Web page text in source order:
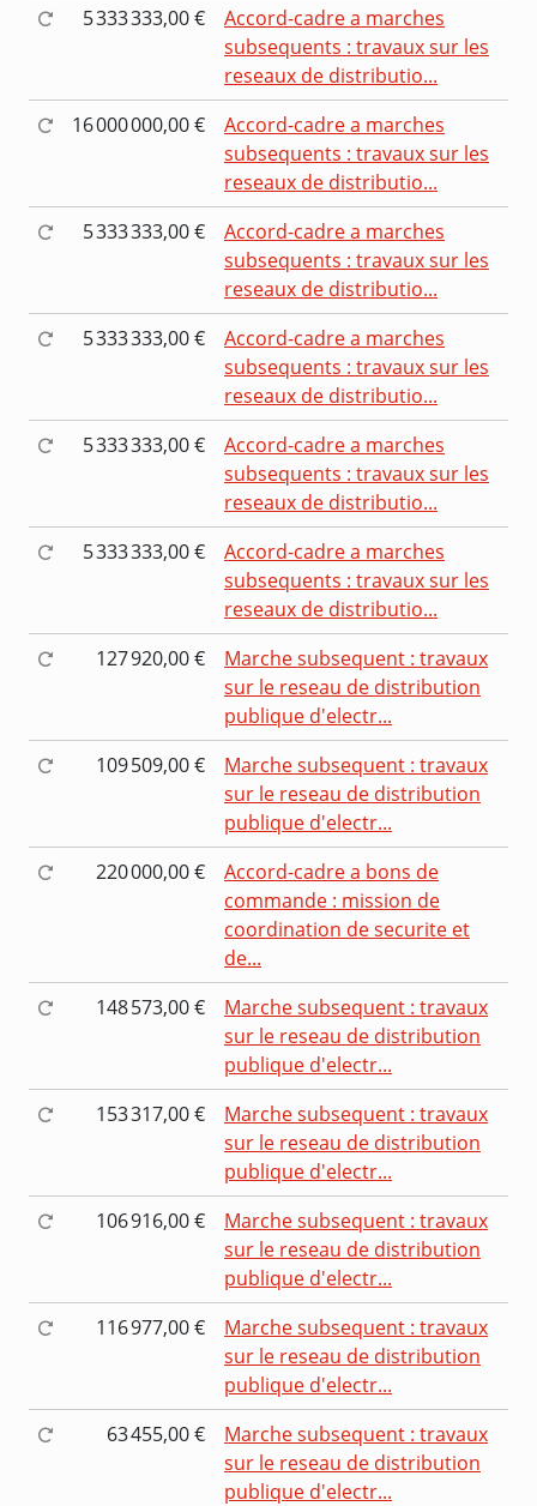
5 333 333,00 €
Accord-cadre a marches
subsequents : travaux sur les
reseaux de distributio...
16 000 000,00 €
Accord-cadre a marches
subsequents : travaux sur les
reseaux de distributio...
5 333 333,00 €
Accord-cadre a marches
subsequents : travaux sur les
reseaux de distributio...
5 333 333,00 €
Accord-cadre a marches
subsequents : travaux sur les
reseaux de distributio...
5 333 333,00 €
Accord-cadre a marches
subsequents : travaux sur les
reseaux de distributio...
5 333 333,00 €
Accord-cadre a marches
subsequents : travaux sur les
reseaux de distributio...
127 920,00 €
Marche subsequent : travaux
sur le reseau de distribution
publique d'electr...
109 509,00 €
Marche subsequent : travaux
sur le reseau de distribution
publique d'electr...
220 000,00 €
Accord-cadre a bons de
commande : mission de
coordination de securite et
de...
148 573,00 €
Marche subsequent : travaux
sur le reseau de distribution
publique d'electr...
153 317,00 €
Marche subsequent : travaux
sur le reseau de distribution
publique d'electr...
106 916,00 €
Marche subsequent : travaux
sur le reseau de distribution
publique d'electr...
116 977,00 €
Marche subsequent : travaux
sur le reseau de distribution
publique d'electr...
63 455,00 €
Marche subsequent : travaux
sur le reseau de distribution
publique d'electr...